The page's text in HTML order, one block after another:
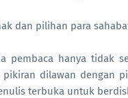
dan pilihan para
pembaca hanya tidak
dilawan dengan
terbuka untuk